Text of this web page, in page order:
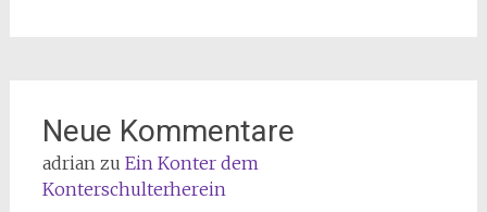
Neue Kommentare
adrian zu Ein Konter dem
Konterschulterherein